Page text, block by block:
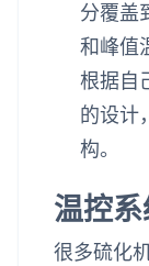
分覆盖
和峰值
根据自
的设计
构。
温控
很多硫化